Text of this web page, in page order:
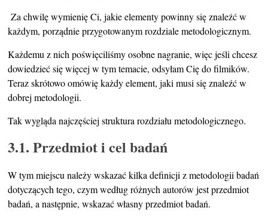
Za chwilę wymienię Ci, jakie elementy powinny się znaleźć w
każdym, porządnie przygotowanym rozdziale metodologicznym.
Każdemu z nich poświęciliśmy osobne nagranie, więc jeśli chcesz
dowiedzieć się więcej w tym temacie, odsyłam Cię do filmików.
Teraz skrótowo omówię każdy element, jaki musi się znaleźć w
dobrej metodologii.
Tak wygląda najczęściej struktura rozdziału metodologicznego.
3.1. Przedmiot i cel badań
W tym miejscu należy wskazać kilka definicji z metodologii badań
dotyczących tego, czym według różnych autorów jest przedmiot
badań, a następnie, wskazać własny przedmiot badań.